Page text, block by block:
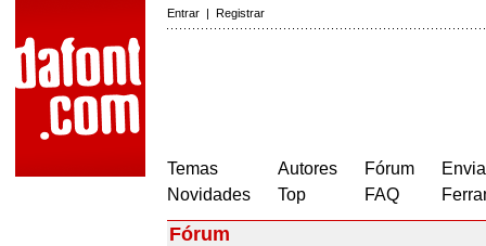
Entrar | Registrar
Temas
Novidades
Autores
Top
Fórum
FAQ
Fórum